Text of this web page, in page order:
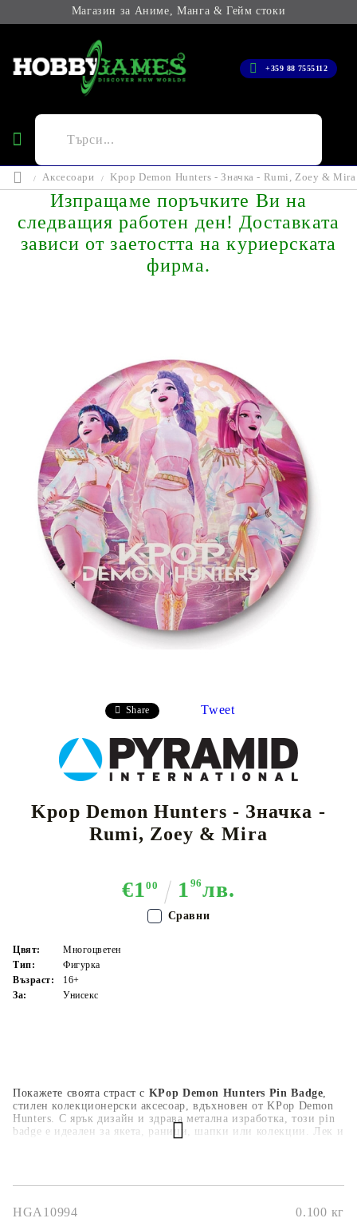
Магазин за Аниме, Манга & Гейм стоки
+359 88 7555112
Аксесоари Kpop Demon Hunters - Значка - Rumi, Zoey & Mira
Изпращаме поръчките Ви на
следващия работен ден! Доставката
зависи от заетостта на куриерската
фирма.
Share Tweet
Kpop Demon Hunters - Значка -
Rumi, Zoey & Mira
€100 1 96лв.
Покажете своята страст с KPop Demon Hunters Pin Badge,
стилен колекционерски аксесоар, вдъхновен от KPop Demon
Hunters. С ярък дизайн и здрава метална изработка, този pin
badge е идеален за якета, раници, шапки или колекции. Лек и
Сигурно закопчаване
Цвят:
Многоцветен
Тип:
Фигурка
Възраст:
16+
За:
Унисекс
HGA10994 0.100 кг
Сравни